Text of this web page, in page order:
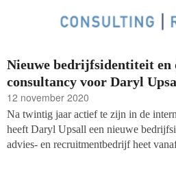
Nieuwe bedrijfsidentiteit en
consultancy voor Daryl
12 november 2020
Na twintig jaar actief te zijn in de
heeft Daryl Upsall een nieuwe
advies- en recruitmentbedrijf heet